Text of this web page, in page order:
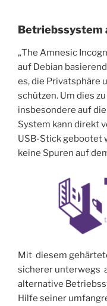
Betriebssystem
„The Amnesic
auf Debian
es, die Privatsphäre
schützen. Um dies
insbesondere auf
System kann direkt
USB-Stick gebootet
keine Spuren auf
Mit diesem
sicherer unterwegs
alternative
Hilfe seiner